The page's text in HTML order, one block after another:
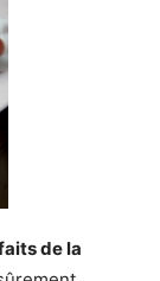
de la